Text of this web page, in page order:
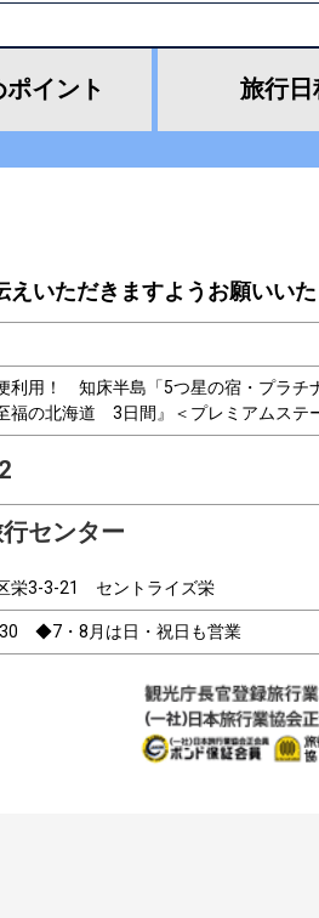
ポイント 旅行日
いただきますようお願いいた
利用！ 知床半島「5つ星の宿・プラチ
福の北海道 3日間』＜プレミアムステ
センター
栄3-3-21 セントライズ栄
◆7・8月は日・祝日も営業